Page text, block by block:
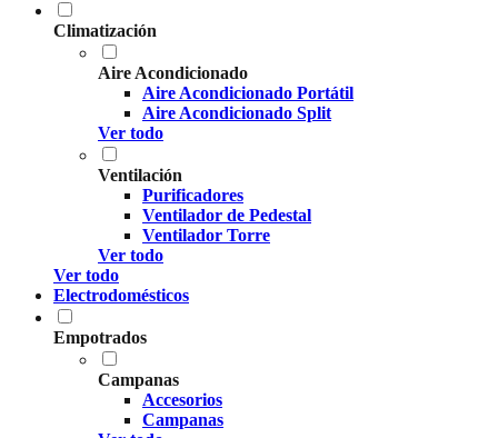
Climatización
Aire Acondicionado
Aire Acondicionado Portátil
Aire Acondicionado Split
Ver todo
Ventilación
Purificadores
Ventilador de Pedestal
Ventilador Torre
Ver todo
Ver todo
Electrodomésticos
Empotrados
Campanas
Accesorios
Campanas